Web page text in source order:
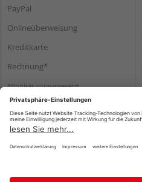
PayPal
Onlineüberweisung
Kreditkarte
Rechnung*
*Bonität vorausgesetzt
Impressum Datenschutz